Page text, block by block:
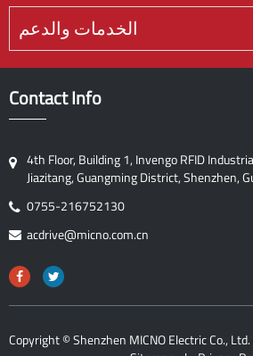
الخدمات والدعم
Contact Info
4th Floor, Building 1, Invengo RFID
Jiazitang, Guangming District, Shenzhen,
0755-216752130
acdrive@micno.com.cn
Copyright ©Shenzhen MICNO Electric Co., Ltd.